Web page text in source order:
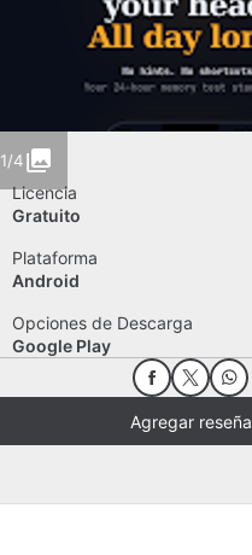
1/4
Licencia
Gratuito
Plataforma
Android
Opciones de Descarga
Google Play
Agregar reseña